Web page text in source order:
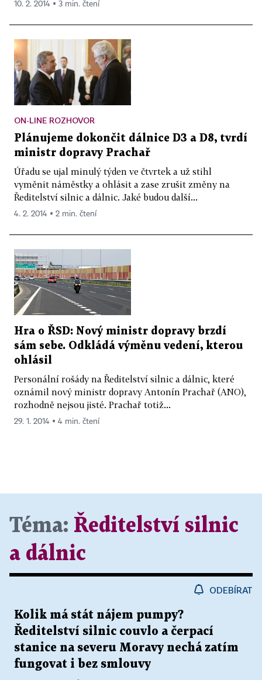
10. 2. 2014 ▪ 3 min. čtení
ON-LINE ROZHOVOR
Plánujeme dokončit dálnice D3 a D8, tvrdí
ministr dopravy Prachař
Úřadu se ujal minulý týden ve čtvrtek a už stihl
vyměnit náměstky a ohlásit a zase zrušit změny na
Ředitelství silnic a dálnic. Jaké budou další...
4. 2. 2014 ▪ 2 min. čtení
Hra o ŘSD: Nový ministr dopravy brzdí
sám sebe. Odkládá výměnu vedení, kterou
ohlásil
Personální rošády na Ředitelství silnic a dálnic, které
oznámil nový ministr dopravy Antonín Prachař (ANO),
rozhodně nejsou jisté. Prachař totiž...
29. 1. 2014 ▪ 4 min. čtení
Téma: Ředitelství silnic
a dálnic
ODEBÍRAT
Kolik má stát nájem pumpy?
Ředitelství silnic couvlo a čerpací
stanice na severu Moravy nechá zatím
fungovat i bez smlouvy